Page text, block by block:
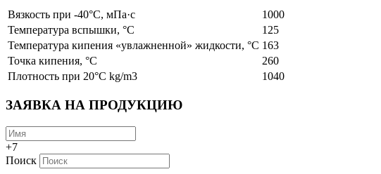
Вязкость при -40°С, мПа·с
1000
Температура вспышки, °C
125
Температура кипения «увлажненной» жидкости, °C 163
Точка кипения, °C
260
Плотность при 20°C kg/m3
1040
ЗАЯВКА НА ПРОДУКЦИЮ
+7
Поиск